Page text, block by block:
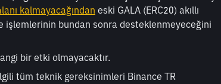
kalmayacağından eski GALA (ERC20) akıllı
işlemlerinin bundan sonra desteklenmeyeceğini
bir etki olmayacaktır.
tüm teknik gereksinimleri Binance TR